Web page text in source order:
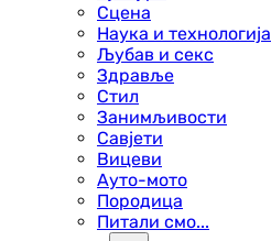
Сцена
Наука и технологија
Љубав и секс
Здравље
Стил
Занимљивости
Савјети
Вицеви
Ауто-мото
Породица
Питали смо...